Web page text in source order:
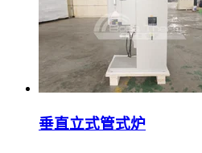
垂直立式管式炉